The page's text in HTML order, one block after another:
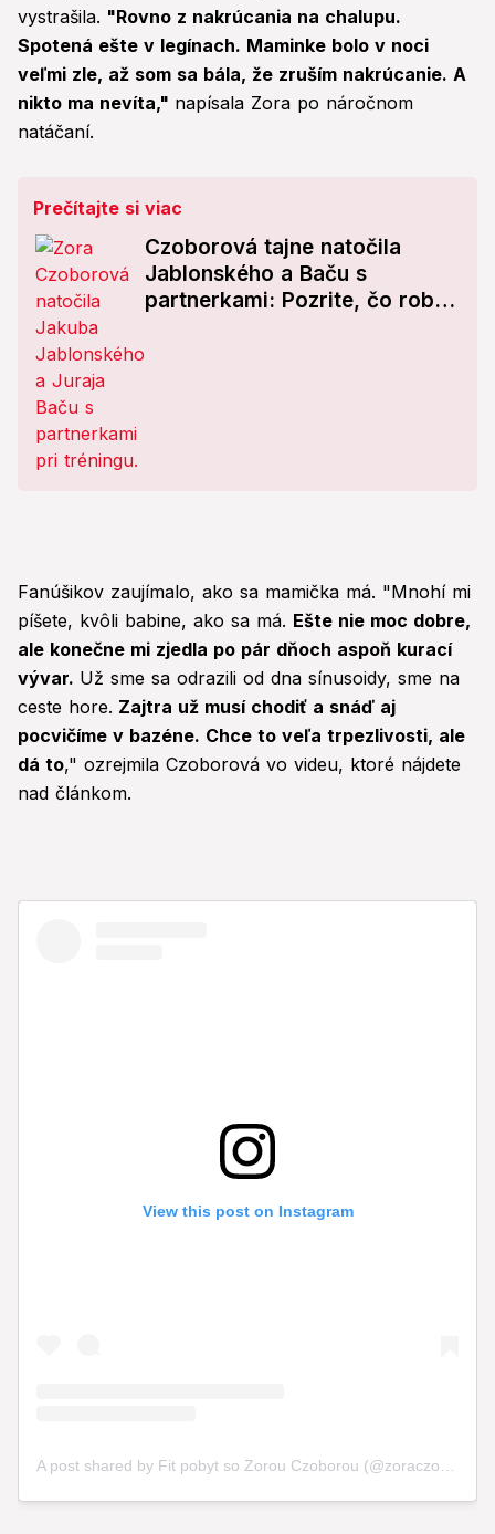
vystrašila. "Rovno z nakrúcania na chalupu.
Spotená ešte v legínach. Maminke bolo v noci
veľmi zle, až som sa bála, že zruším nakrúcanie. A
nikto ma nevíta," napísala Zora po náročnom
natáčaní.
Prečítajte si viac
Czoborová tajne natočila
Jablonského a Baču s
partnerkami: Pozrite, čo robil
Fanúšikov zaujímalo, ako sa mamička má. "Mnohí mi
píšete, kvôli babine, ako sa má. Ešte nie moc dobre,
ale konečne mi zjedla po pár dňoch aspoň kurací
vývar. Už sme sa odrazili od dna sínusoidy, sme na
ceste hore. Zajtra už musí chodiť a snáď aj
pocvičíme v bazéne. Chce to veľa trpezlivosti, ale
dá to," ozrejmila Czoborová vo videu, ktoré nájdete
nad článkom.